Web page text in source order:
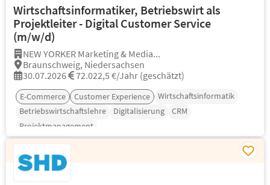
Wirtschaftsinformatiker, Betriebswirt als
Projektleiter - Digital Customer Service
(m/w/d)
NEW YORKER Marketing & Media...
Braunschweig, Niedersachsen
30.07.2026
72.022,5 €/Jahr (geschätzt)
E-Commerce Customer Experience
Wirtschaftsinformatik
Betriebswirtschaftslehre
Digitalisierung
CRM
Projektmanagement